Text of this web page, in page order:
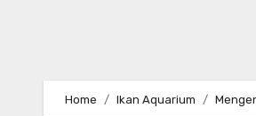
Home Ikan Aquarium